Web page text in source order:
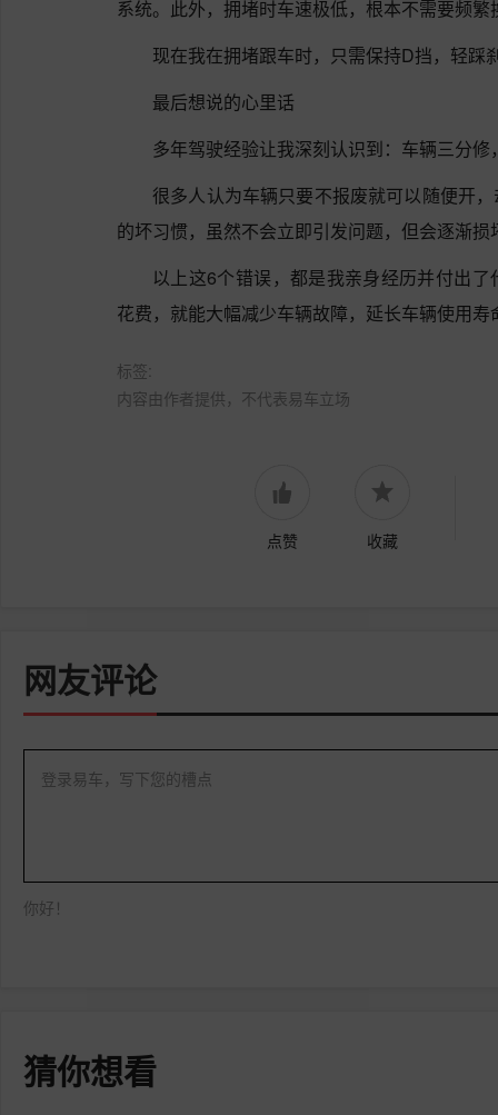
系统。此外，拥堵时车速极低，根本不需要频
现在我在拥堵跟车时，只需保持D挡，轻踩
最后想说的心里话
多年驾驶经验让我深刻认识到：车辆三分修
很多人认为车辆只要不报废就可以随便开
的坏习惯，虽然不会立即引发问题，但会逐渐
以上这6个错误，都是我亲身经历并付出
花费，就能大幅减少车辆故障，延长车辆使用
标签:
内容由作者提供，不代表易车立场
点赞 收藏
网友评论
登录易车，写下您的槽点
你好！
猜你想看